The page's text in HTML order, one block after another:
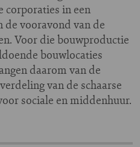
corporaties in een
de vooravond van de
Voor die bouwproductie
bouwlocaties
daarom van de
van de schaarse
sociale en middenhuur.